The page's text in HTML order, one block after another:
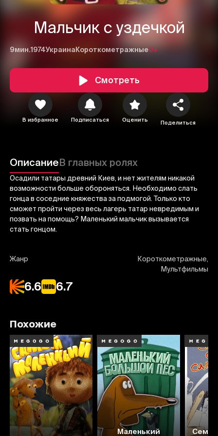
Мальчик с уздечкой
9мин.1974Украина Короткометражные0+
Смотреть
В избранное Подписаться Оценить Поделиться
ОписаниеВ главных ролях
Осадили татары древний Киев, и нет жителям никакой
возможности больше обороняться. Необходимо слать
гонца в соседние княжества за подмогой. Только кто
сможет пройти через весь лагерь татар невредимым и
позвать на помощь? Маленький мальчик вызывается
стать гонцом.
Жанр
Короткометражные,
Мультфильмы
6.6 6.7
1 2 3
Похожие
Маленький
Семь